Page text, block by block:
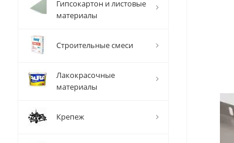
Гипсокартон и листовые
материалы
Строительные смеси
Лакокрасочные
материалы
Крепеж